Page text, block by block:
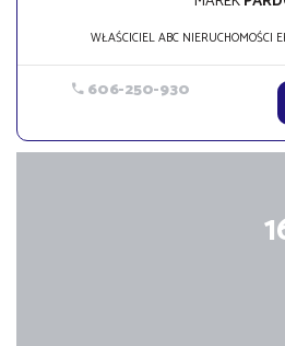
WŁAŚCICIEL ABC NIERUCHOMOŚCI
606-250-930